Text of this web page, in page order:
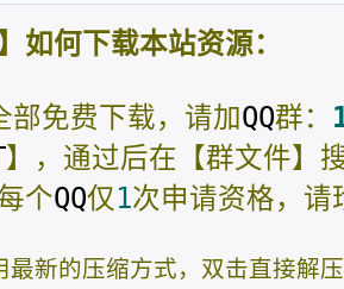
如何下载本站资源：
部免费下载，请加QQ群：
】，通过后在【群文件】
个QQ仅1次申请资格，请
新的压缩方式，双击直接解